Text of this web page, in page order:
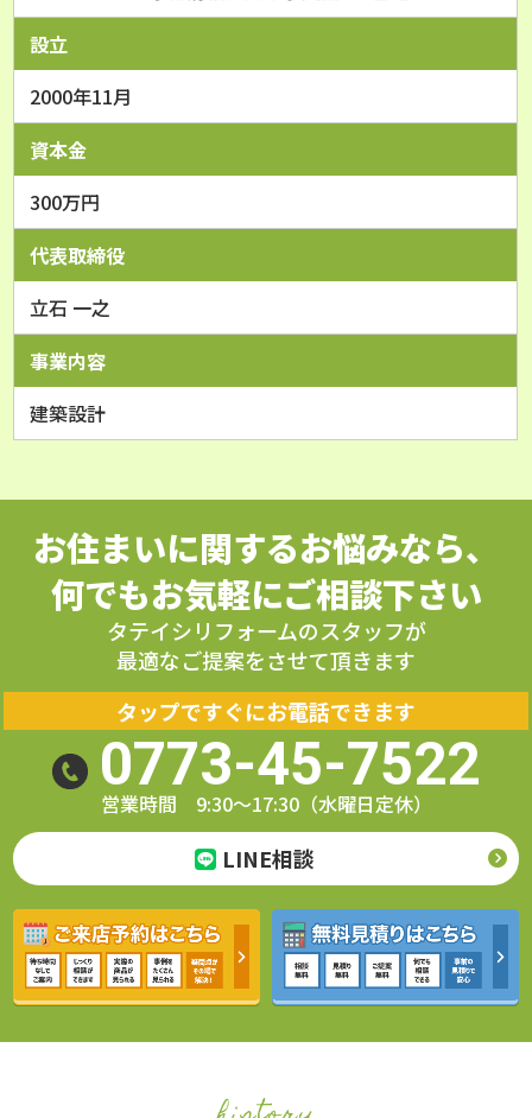
設立
2000年11月
資本金
300万円
代表取締役
立石 一之
事業内容
建築設計
お住まいに関するお悩みなら、
何でもお気軽にご相談下さい
タテイシリフォームのスタッフが
最適なご提案をさせて頂きます
タップですぐにお電話できます
0773-45-7522
営業時間 9:30～17:30（水曜日定休）
LINE相談